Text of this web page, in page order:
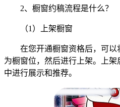
2、橱窗约稿流程是什么？
（1）上架橱窗
在您开通橱窗资格后，可以
为橱窗位，然后进行上架。上架
中进行展示和推荐。